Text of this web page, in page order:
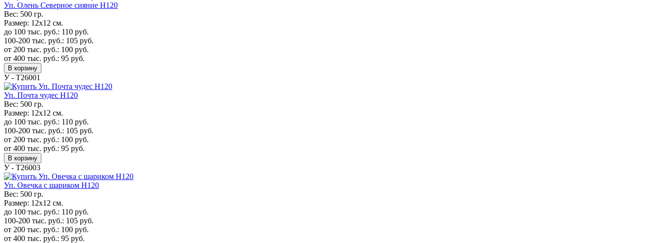
Уп. Олень Северное сияние H120
Вес: 500 гр.
Размер: 12х12 см.
до 100 тыс. руб.: 110 руб.
100-200 тыс. руб.: 105 руб.
от 200 тыс. руб.: 100 руб.
от 400 тыс. руб.: 95 руб.
В корзину
У - Т26001
Уп. Почта чудес H120
Вес: 500 гр.
Размер: 12х12 см.
до 100 тыс. руб.: 110 руб.
100-200 тыс. руб.: 105 руб.
от 200 тыс. руб.: 100 руб.
от 400 тыс. руб.: 95 руб.
В корзину
У - Т26003
Уп. Овечка с шариком H120
Вес: 500 гр.
Размер: 12х12 см.
до 100 тыс. руб.: 110 руб.
100-200 тыс. руб.: 105 руб.
от 200 тыс. руб.: 100 руб.
от 400 тыс. руб.: 95 руб.